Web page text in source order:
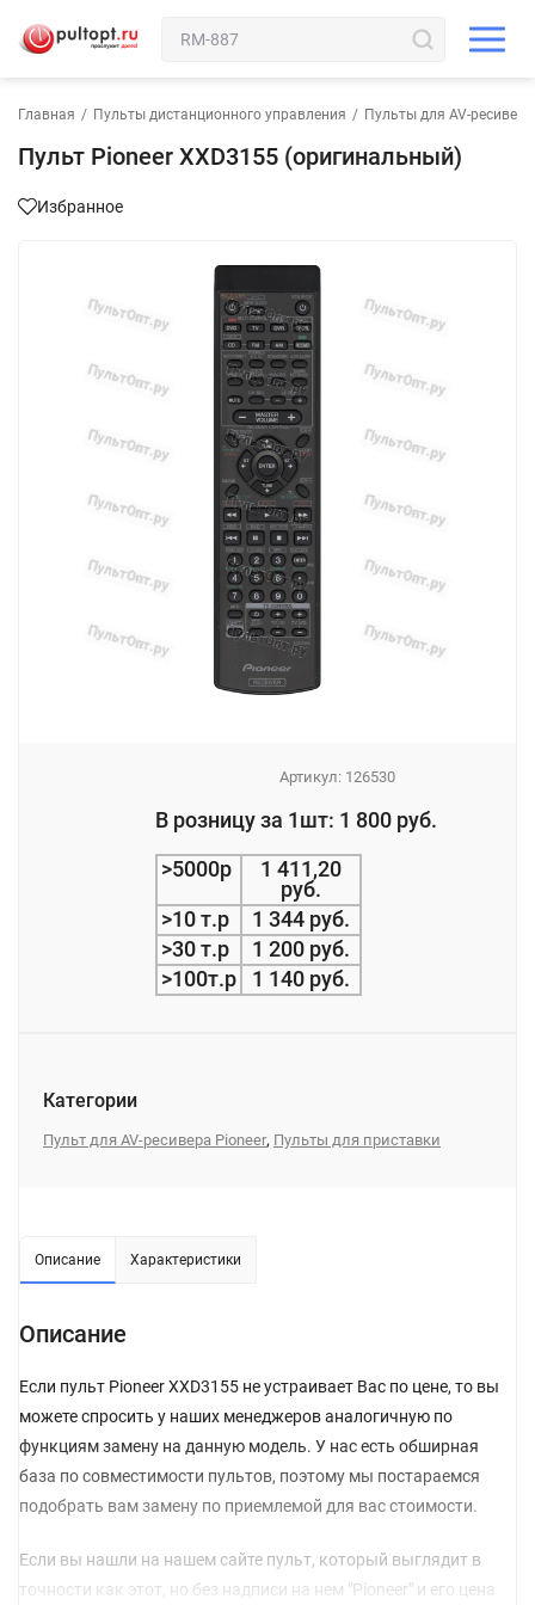
Главная / Пульты дистанционного управления / Пульты для AV-ресивера
Пульт Pioneer XXD3155 (оригинальный)
Избранное
Артикул: 126530
В розницу за 1шт: 1 800 руб.
>5000р
1 411,20
руб.
>10 т.р
1 344 руб.
>30 т.р
1 200 руб.
>100т.р
1 140 руб.
Категории
Пульт для AV-ресивера Pioneer, Пульты для приставки
Описание Характеристики
Описание
Если пульт Pioneer XXD3155 не устраивает Вас по цене, то вы
можете спросить у наших менеджеров аналогичную по
функциям замену на данную модель. У нас есть обширная
база по совместимости пультов, поэтому мы постараемся
подобрать вам замену по приемлемой для вас стоимости.
Если вы нашли на нашем сайте пульт, который выглядит в
точности как этот, но без надписи на нем "Pioneer" и его цена